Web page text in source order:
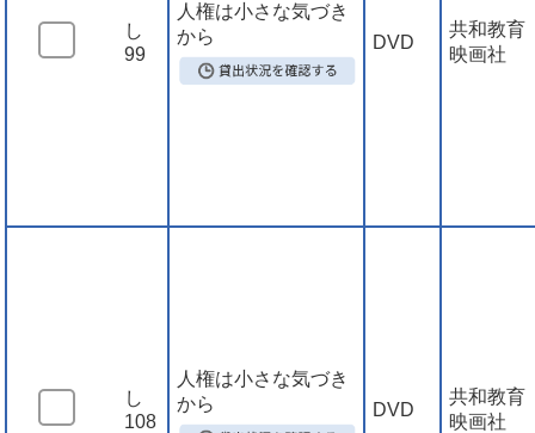
し
99
人権は小さな気づき
から
DVD
共和教育
映画社
し
108
人権は小さな気づき
から
DVD
共和教育
映画社